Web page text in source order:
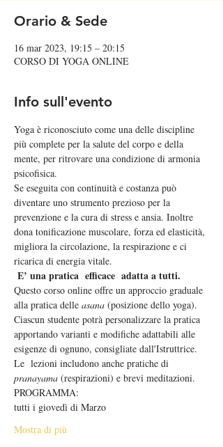
Orario & Sede
16 mar 2023, 19:15 – 20:15
CORSO DI YOGA ONLINE
Info sull'evento
Yoga è riconosciuto come una delle discipline
più complete per la salute del corpo e della
mente, per ritrovare una condizione di armonia
psicofisica.
Se eseguita con continuità e costanza può
diventare uno strumento prezioso per la
prevenzione e la cura di stress e ansia. Inoltre
dona tonificazione muscolare, forza ed elasticità,
migliora la circolazione, la respirazione e ci
ricarica di energia vitale.
E’ una pratica  efficace  adatta a tutti.
Questo corso online offre un approccio graduale
alla pratica delle asana (posizione dello yoga).
Ciascun studente potrà personalizzare la pratica
apportando varianti e modifiche adattabili alle
esigenze di ognuno, consigliate dall'Istruttrice.
Le  lezioni includono anche pratiche di
pranayama (respirazioni) e brevi meditazioni.
PROGRAMMA:
tutti i giovedì di Marzo
Mostra di più